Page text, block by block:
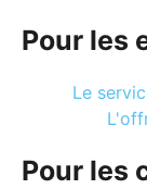
Pour les
Le
Pour les